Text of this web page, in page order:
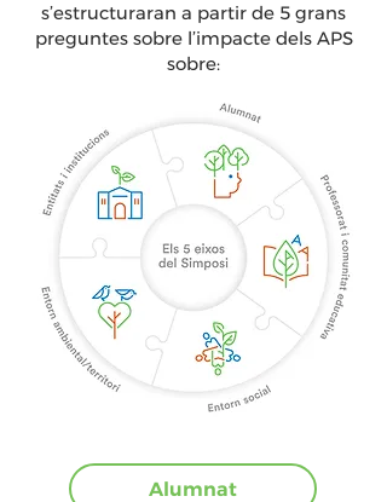
s’estructuraran a partir de 5 grans
preguntes sobre l’impacte dels APS
sobre:
Alumnat